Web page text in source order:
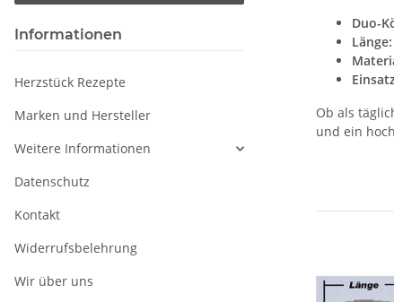
Duo-
Länge:
Ob als
und ein
Informationen
Herzstück Rezepte
Marken und Hersteller
Weitere Informationen
Datenschutz
Kontakt
Widerrufsbelehrung
Wir über uns